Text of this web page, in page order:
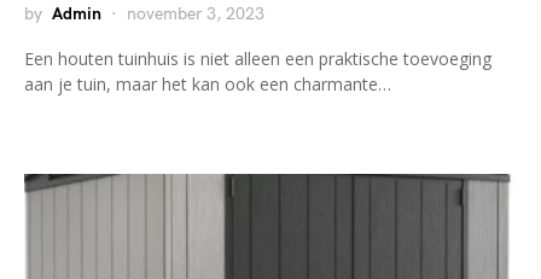
by Admin november 3, 2023
Een houten tuinhuis is niet alleen een praktische toevoeging
aan je tuin, maar het kan ook een charmante…